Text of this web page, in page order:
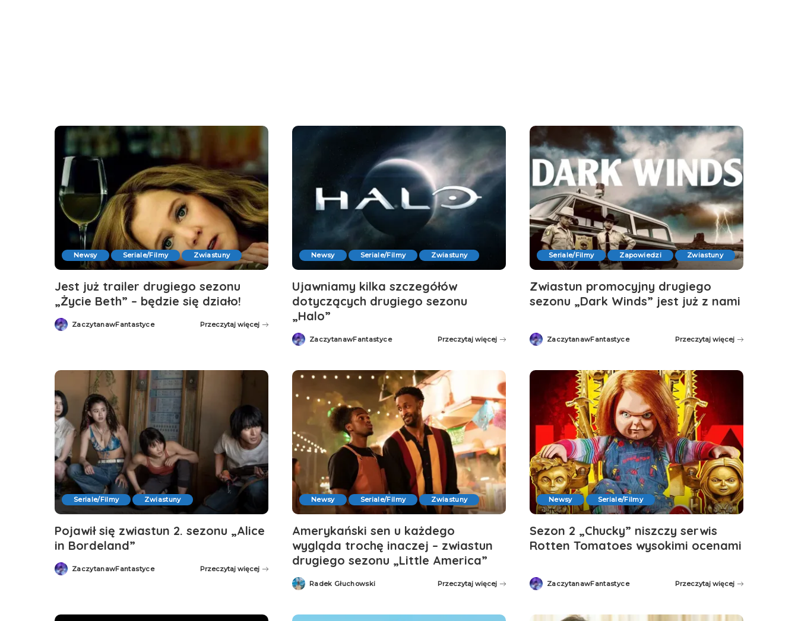
Newsy Seriale/Filmy Zwiastuny
Jest już trailer drugiego sezonu
„Życie Beth” – będzie się działo!
Posted
by
ZaczytanawFantastyce Przeczytaj więcej
Newsy Seriale/Filmy Zwiastuny
Ujawniamy kilka szczegółów
dotyczących drugiego sezonu
„Halo”
Posted
by
ZaczytanawFantastyce Przeczytaj więcej
Seriale/Filmy Zapowiedzi Zwiastuny
Zwiastun promocyjny drugiego
sezonu „Dark Winds” jest już z nami
Posted
by
ZaczytanawFantastyce Przeczytaj więcej
Seriale/Filmy Zwiastuny
Pojawił się zwiastun 2. sezonu „Alice
in Bordeland”
Posted
by
ZaczytanawFantastyce Przeczytaj więcej
Newsy Seriale/Filmy Zwiastuny
Amerykański sen u każdego
wygląda trochę inaczej – zwiastun
drugiego sezonu „Little America”
Posted
by
Radek Głuchowski Przeczytaj więcej
Newsy Seriale/Filmy
Sezon 2 „Chucky” niszczy serwis
Rotten Tomatoes wysokimi ocenami
Posted
by
ZaczytanawFantastyce Przeczytaj więcej